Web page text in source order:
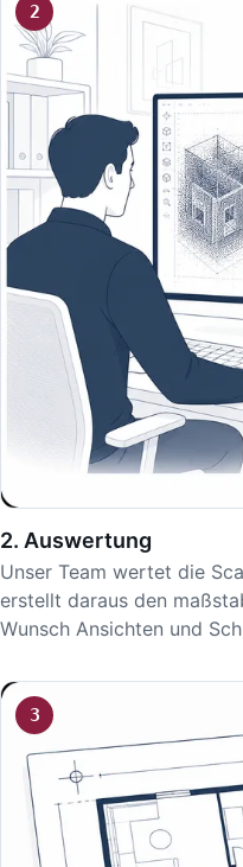
2
2. Auswertung
Unser Team wertet die
erstellt daraus den
Wunsch Ansichten und
3